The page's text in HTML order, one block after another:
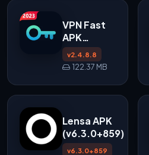
VPN Fast
APK
v2.4.8.8
untuk
v2.4.8.8
122.37 MB
Lensa APK
(v6.3.0+859)
v6.3.0+859